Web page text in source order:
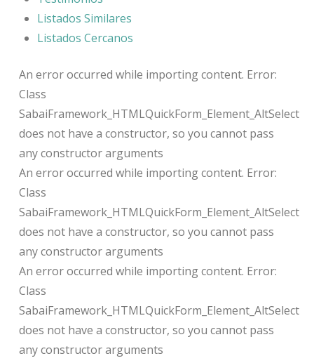
Listados Similares
Listados Cercanos
An error occurred while importing content. Error:
Class
SabaiFramework_HTMLQuickForm_Element_AltSelect
does not have a constructor, so you cannot pass
any constructor arguments
An error occurred while importing content. Error:
Class
SabaiFramework_HTMLQuickForm_Element_AltSelect
does not have a constructor, so you cannot pass
any constructor arguments
An error occurred while importing content. Error:
Class
SabaiFramework_HTMLQuickForm_Element_AltSelect
does not have a constructor, so you cannot pass
any constructor arguments